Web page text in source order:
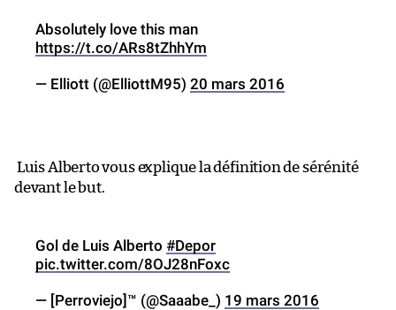
Absolutely love this man
https://t.co/ARs8tZhhYm
— Elliott (@ElliottM95) 20 mars 2016
Luis Alberto vous explique la définition de sérénité
devant le but.
Gol de Luis Alberto #Depor
pic.twitter.com/8OJ28nFoxc
— [Perroviejo]™ (@Saaabe_) 19 mars 2016